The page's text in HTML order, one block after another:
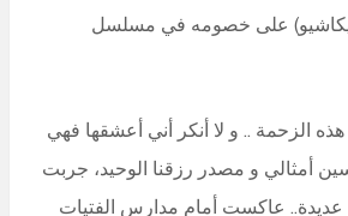
على خصومه في مسلسل
الزحمة .. و لا أنكر أني أعشقها فهي
أمثالي و مصدر رزقنا الوحيد، جربت
عاكست أمام مدارس الفتيات